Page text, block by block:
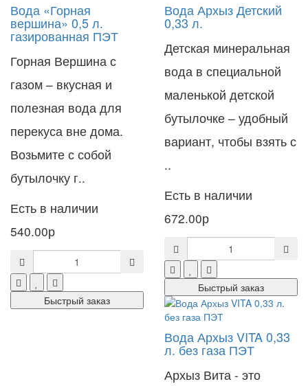
Вода «Горная
вершина» 0,5 л.
газированная ПЭТ
Горная Вершина с
газом – вкусная и
полезная вода для
перекуса вне дома.
Возьмите с собой
бутылочку г..
Есть в наличии
540.00р
Быстрый заказ
Вода Архыз Детский
0,33 л.
Детская минеральная
вода в специальной
маленькой детской
бутылочке – удобный
вариант, чтобы взять с
..
Есть в наличии
672.00р
Быстрый заказ
Вода Архыз VITA 0,33
л. без газа ПЭТ
Архыз Вита - это